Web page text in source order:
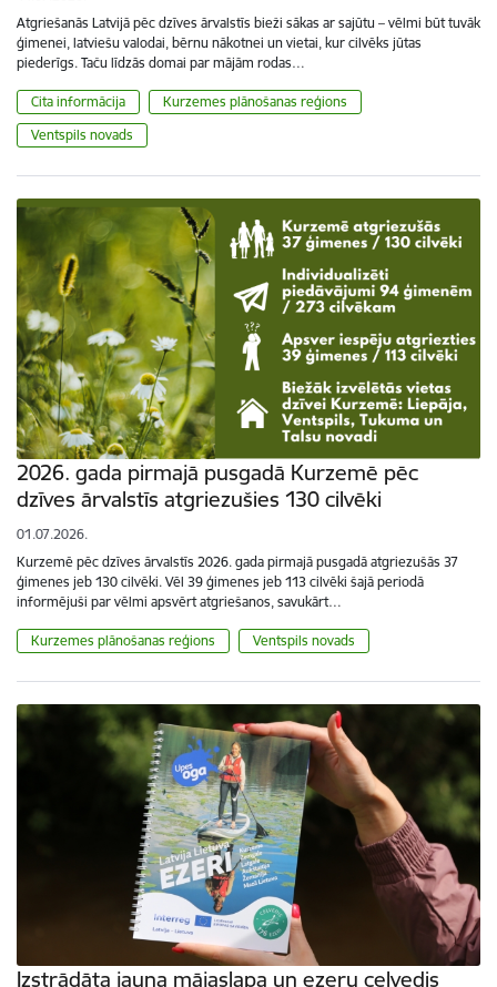
Atgriešanās Latvijā pēc dzīves ārvalstīs bieži sākas ar sajūtu – vēlmi būt tuvāk
ģimenei, latviešu valodai, bērnu nākotnei un vietai, kur cilvēks jūtas
piederīgs. Taču līdzās domai par mājām rodas…
Cita informācija
Kurzemes plānošanas reģions
Ventspils novads
2026. gada pirmajā pusgadā Kurzemē pēc
dzīves ārvalstīs atgriezušies 130 cilvēki
01.07.2026.
Kurzemē pēc dzīves ārvalstīs 2026. gada pirmajā pusgadā atgriezušās 37
ģimenes jeb 130 cilvēki. Vēl 39 ģimenes jeb 113 cilvēki šajā periodā
informējuši par vēlmi apsvērt atgriešanos, savukārt…
Kurzemes plānošanas reģions Ventspils novads
Izstrādāta jauna mājaslapa un ezeru ceļvedis